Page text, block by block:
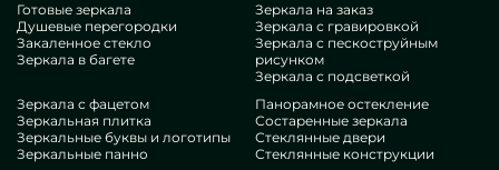
Готовые зеркала
Душевые перегородки
Закаленное стекло
Зеркала в багете
Зеркала на заказ
Зеркала с гравировкой
Зеркала с пескоструйным
рисунком
Зеркала с подсветкой
Зеркала с фацетом
Зеркальная плитка
Зеркальные буквы и логотипы
Зеркальные панно
Панорамное остекление
Состаренные зеркала
Стеклянные двери
Стеклянные конструкции